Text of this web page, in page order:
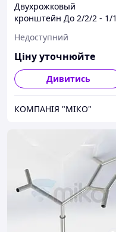
Двухрожковый
кронштейн До 2/2/2 - 1/1
Недоступний
Ціну уточнюйте
Дивитись
КОМПАНІЯ "МІКО"